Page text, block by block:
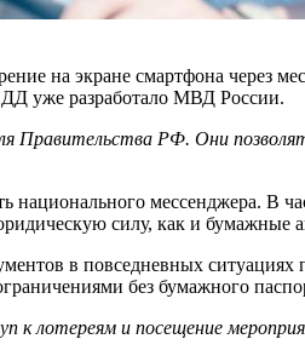
на экране смартфона через
уже разработало МВД России.
Правительства РФ. Они
мессенджера. В
силу, как и бумажные
в повседневных
без бумажного
лотереям и посещение